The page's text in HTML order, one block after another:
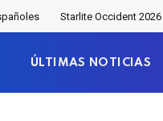
Starlite Occident 2026
ÚLTIMAS NOTICIAS